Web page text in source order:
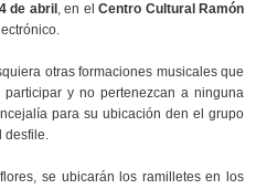
de abril, en el Centro Cultural Ramón
otras formaciones musicales que
y no pertenezcan a ninguna
para su ubicación den el grupo
se ubicarán los ramilletes en los